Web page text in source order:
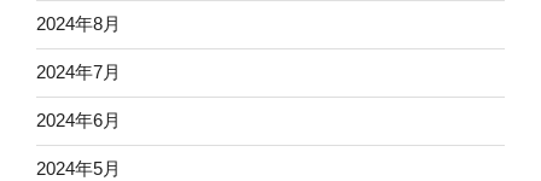
2024年8月
2024年7月
2024年6月
2024年5月